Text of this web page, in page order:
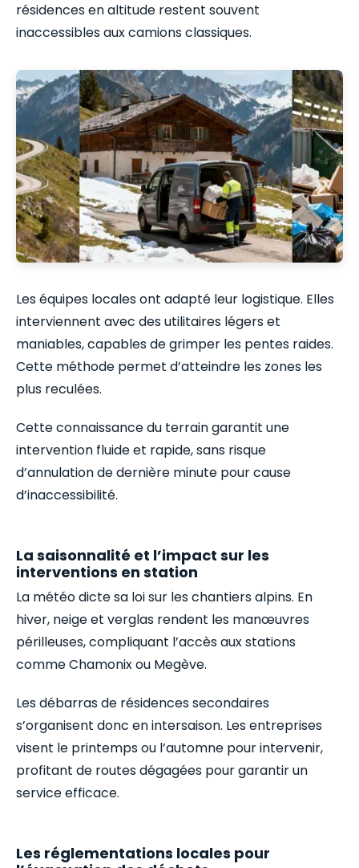
résidences en altitude restent souvent
inaccessibles aux camions classiques.
Les équipes locales ont adapté leur logistique. Elles
interviennent avec des utilitaires légers et
maniables, capables de grimper les pentes raides.
Cette méthode permet d’atteindre les zones les
plus reculées.
Cette connaissance du terrain garantit une
intervention fluide et rapide, sans risque
d’annulation de dernière minute pour cause
d’inaccessibilité.
La saisonnalité et l’impact sur les
interventions en station
La météo dicte sa loi sur les chantiers alpins. En
hiver, neige et verglas rendent les manœuvres
périlleuses, compliquant l’accès aux stations
comme Chamonix ou Megève.
Les débarras de résidences secondaires
s’organisent donc en intersaison. Les entreprises
visent le printemps ou l’automne pour intervenir,
profitant de routes dégagées pour garantir un
service efficace.
Les réglementations locales pour